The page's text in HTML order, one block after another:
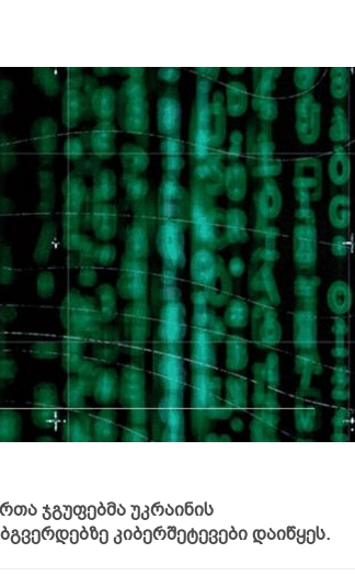
ჯგუფებმა უკრაინის
კიბერშეტევები დაიწყეს.